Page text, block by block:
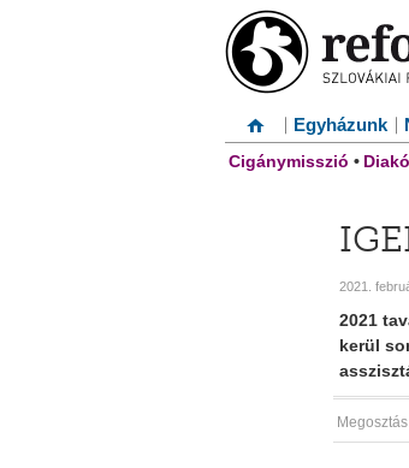
Egyházunk
Cigánymisszió •
2021.
2021
kerül
Megosztás